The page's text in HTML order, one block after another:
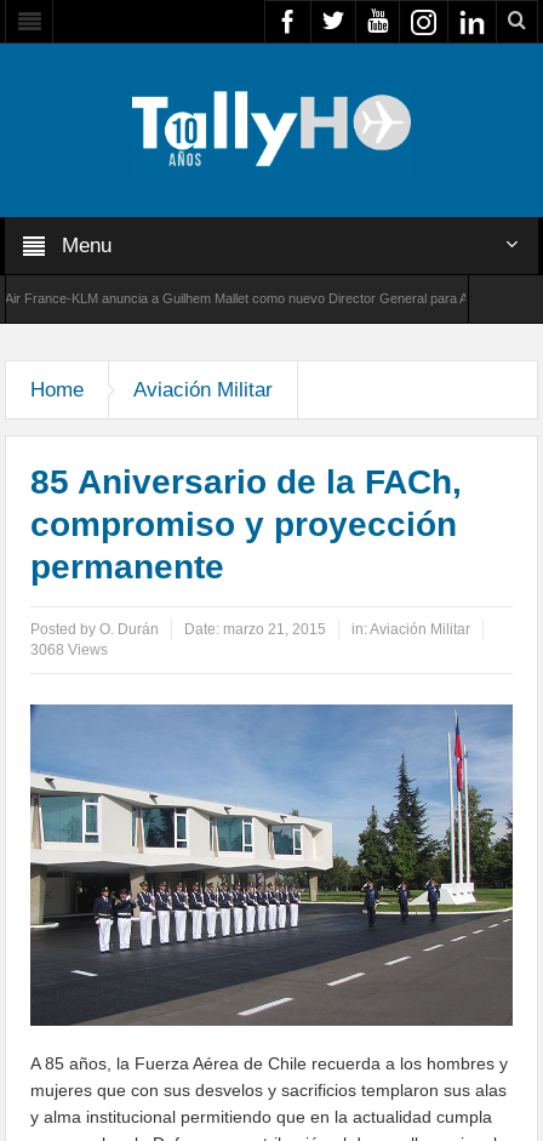
Menu
KLM anuncia a Guilhem Mallet como nuevo Director General para América Latina
Home Aviación Militar
85 Aniversario de la FACh,
compromiso y proyección
permanente
Posted byO. Durán Date: marzo 21, 2015 in:Aviación Militar
3068 Views
A 85 años, la Fuerza Aérea de Chile recuerda a los hombres y
mujeres que con sus desvelos y sacrificios templaron sus alas
y alma institucional permitiendo que en la actualidad cumpla